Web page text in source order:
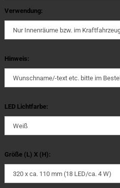
Verwendung:
Hinweis:
LED Lichtfarbe:
Größe (L) X (H):